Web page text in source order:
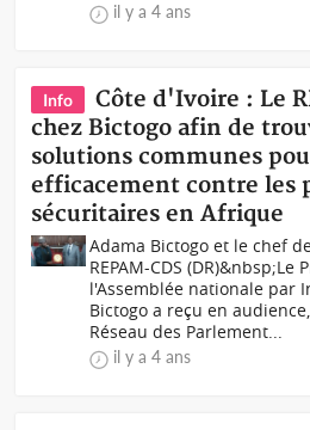
il y a 4 ans
Info
Côte d'Ivoire : Le
chez Bictogo afin de
solutions communes
efficacement contre les
sécuritaires en Afrique
Adama Bictogo et le chef
REPAM-CDS (DR)&nbsp;Le
l'Assemblée nationale par
Bictogo a reçu en
Réseau des Parlement...
il y a 4 ans